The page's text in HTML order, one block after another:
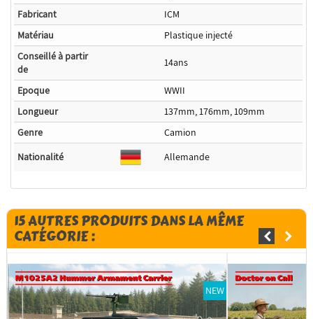
Fabricant
ICM
Matériau
Plastique injecté
Conseillé à partir
de
14ans
Epoque
WWII
Longueur
137mm, 176mm, 109mm
Genre
Camion
Nationalité
Allemande
15 AUTRES PRODUITS DANS LA MÊME
CATÉGORIE :
NEW